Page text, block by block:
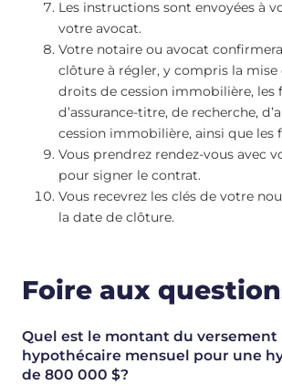
Les instructions sont envoyées à
votre avocat.
Votre notaire ou avocat
clôture à régler, y compris la mise
droits de cession immobilière, les
d’assurance-titre, de recherche,
cession immobilière, ainsi que les
Vous prendrez rendez-vous avec
pour signer le contrat.
Vous recevrez les clés de votre
la date de clôture.
Foire aux
Quel est le montant du versement
hypothécaire mensuel pour une
de 800 000 $?